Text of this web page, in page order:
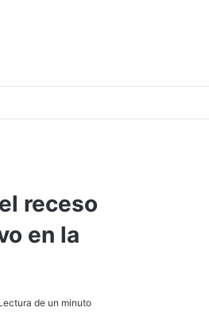
receso
en la
de un minuto